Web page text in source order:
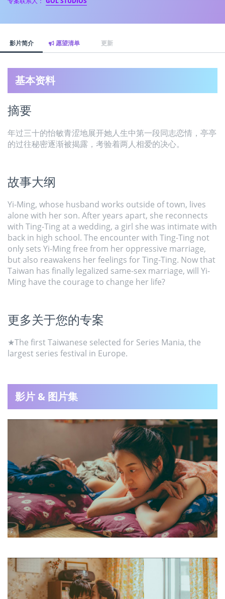
影片简介 愿望清单 更新
基本资料
摘要
年过三十的怡敏青涩地展开她人生中第一段同志恋情，亭亭
的过往秘密逐渐被揭露，考验着两人相爱的决心。
故事大纲
Yi-Ming, whose husband works outside of town, lives
alone with her son. After years apart, she reconnects
with Ting-Ting at a wedding, a girl she was intimate with
back in high school. The encounter with Ting-Ting not
only sets Yi-Ming free from her oppressive marriage,
but also reawakens her feelings for Ting-Ting. Now that
Taiwan has finally legalized same-sex marriage, will Yi-
Ming have the courage to change her life?
更多关于您的专案
★The first Taiwanese selected for Series Mania, the
largest series festival in Europe.
影片 & 图片集